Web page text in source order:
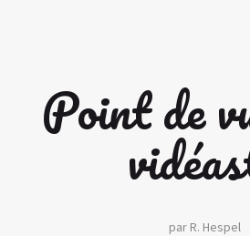
Point de
par R. Hespel